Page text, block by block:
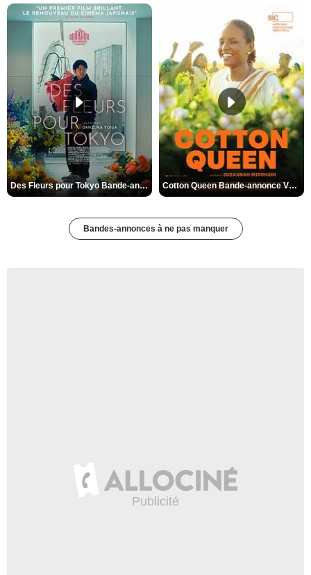
Des Fleurs pour Tokyo Bande-annonce VO STFR Cotton Queen Bande-annonce VO STFR
Bandes-annonces à ne pas manquer